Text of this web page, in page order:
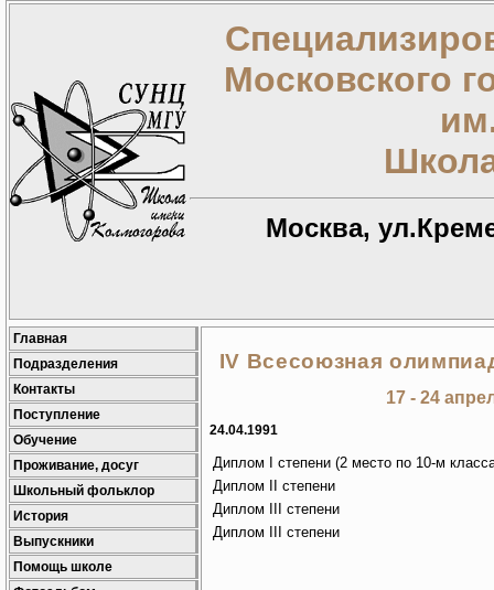
Московского
Москва,
Главная
Подразделения
Контакты
Поступление
Обучение
Проживание, досуг
Школьный фольклор
История
Выпускники
Помощь школе
IV Всесоюзная
17 - 24
24.04.1991
Диплом I степени (2 место по 10-м
Диплом II степени
Диплом III cтепени
Диплом III cтепени